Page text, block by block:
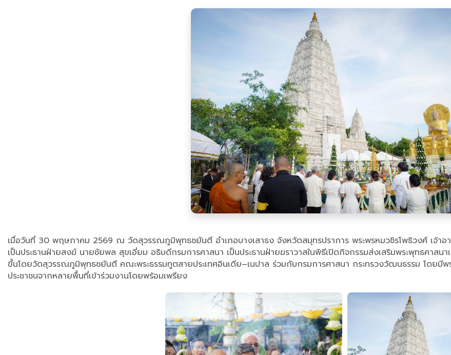
เมื่อวันที่ 30 พฤษภาคม 2569 ณ วัดสุวรรณภูมิพุทธชยันตี อำเภอบางเสาธง จังหวัดสมุทรปราการ พระพรหมวชิรโพธิวงศ์ เจ้าอ
เป็นประธานฝ่ายสงฆ์ นายชัยพล สุขเอี่ยม อธิบดีกรมการศาสนา เป็นประธานฝ่ายฆราวาสในพิธีเปิดกิจกรรมส่งเสริมพระพุทธศาส
ขึ้นโดยวัดสุวรรณภูมิพุทธชยันตี คณะพระธรรมทูตสายประเทศอินเดีย–เนปาล ร่วมกับกรมการศาสนา กระทรวงวัฒนธรรม โดยมีพ
ประชาชนจากหลายพื้นที่เข้าร่วมงานโดยพร้อมเพรียง